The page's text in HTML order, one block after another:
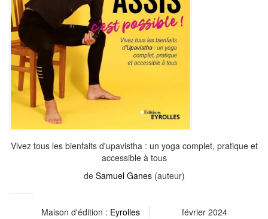
Vivez tous les bienfaits d'upavistha : un yoga complet, pratique et
accessible à tous
de Samuel Ganes(auteur)
Maison d'édition : Eyrolles février 2024